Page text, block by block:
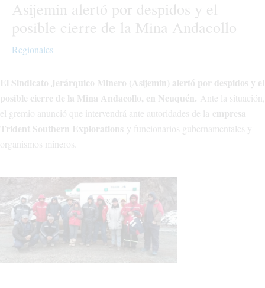
Asijemin alertó por despidos y el
posible cierre de la Mina Andacollo
Regionales
El Sindicato Jerárquico Minero (Asijemin) alertó por despidos y el
posible cierre de la Mina Andacollo, en Neuquén. Ante la situación,
el gremio anunció que intervendrá ante autoridades de la empresa
Trident Southern Explorations y funcionarios gubernamentales y
organismos mineros.